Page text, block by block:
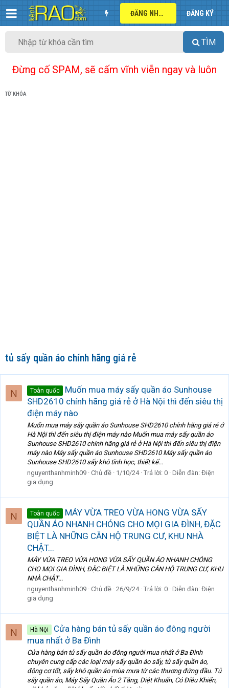
ĐĂNG NHẬP ĐĂNG KÝ
TÌM
Đừng cố SPAM, sẽ cấm vĩnh viễn ngay và luôn
TỪ KHÓA
tủ sấy quần áo chính hãng giá rẻ
N Toàn quốc
Muốn mua máy sấy quần áo Sunhouse
SHD2610 chính hãng giá rẻ ở Hà Nội thì đến siêu thị
điện máy nào
Muốn mua máy sấy quần áo Sunhouse SHD2610 chính hãng giá rẻ ở
Hà Nội thì đến siêu thị điện máy nào Muốn mua máy sấy quần áo
Sunhouse SHD2610 chính hãng giá rẻ ở Hà Nội thì đến siêu thị điện
máy nào Máy sấy quần áo Sunhouse SHD2610 Máy sấy quần áo
Sunhouse SHD2610 sấy khô tĩnh học, thiết kế...
nguyenthanhminh09 Chủ đề 1/10/24 Trả lời: 0 Diễn đàn: Điện
gia dụng
N Toàn quốc
MÁY VỪA TREO VỪA HONG VỪA SẤY
QUẦN ÁO NHANH CHÓNG CHO MỌI GIA ĐÌNH, ĐẶC
BIỆT LÀ NHỮNG CĂN HỘ TRUNG CƯ, KHU NHÀ
CHẬT...
MÁY VỪA TREO VỪA HONG VỪA SẤY QUẦN ÁO NHANH CHÓNG
CHO MỌI GIA ĐÌNH, ĐẶC BIỆT LÀ NHỮNG CĂN HỘ TRUNG CƯ, KHU
NHÀ CHẬT...
nguyenthanhminh09 Chủ đề 26/9/24 Trả lời: 0 Diễn đàn: Điện
gia dụng
N Hà Nội
Cửa hàng bán tủ sấy quần áo đông người
mua nhất ở Ba Đình
Cửa hàng bán tủ sấy quần áo đông người mua nhất ở Ba Đình
chuyên cung cấp các loại máy sấy quần áo sấy, tủ sấy quần áo,
động cơ tốt, sấy khô quần áo mùa mưa từ các thương đứng đầu. Tủ
sấy quần áo, Máy Sấy Quần Áo 2 Tầng, Diệt Khuẩn, Có Điều Khiển,